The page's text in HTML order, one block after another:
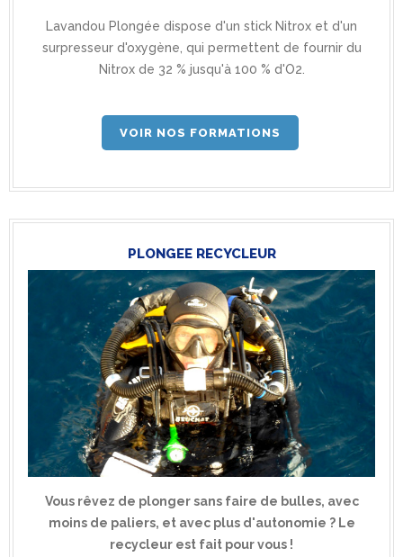
Lavandou Plongée dispose d'un stick Nitrox et d'un
surpresseur d'oxygène, qui permettent de fournir du
Nitrox de 32 % jusqu'à 100 % d'O2.
VOIR NOS FORMATIONS
PLONGEE RECYCLEUR
Vous rêvez de plonger sans faire de bulles, avec
moins de paliers, et avec plus d'autonomie ? Le
recycleur est fait pour vous !